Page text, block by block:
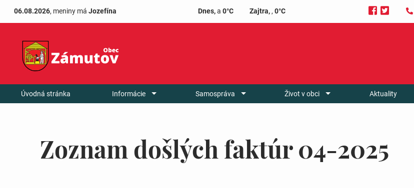
06.08.2026, meniny má Jozefína Dnes, a 0°C Zajtra,,0°C
Úvodná stránka Informácie Samospráva Život v obci Aktuality
Zoznam došlých faktúr 04-2025